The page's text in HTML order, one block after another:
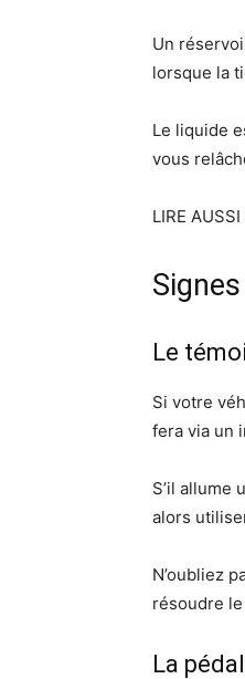
Un
lorsque la
Le liquide
vous
LIRE AUSSI
Le
Si votre
fera via un
S’il allume
alors
N’oubliez
résoudre
La